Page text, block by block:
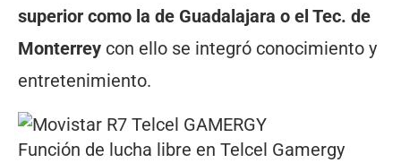
superior como la de Guadalajara o el Tec. de
Monterrey con ello se integró conocimiento y
entretenimiento.
Función de lucha libre en Telcel Gamergy